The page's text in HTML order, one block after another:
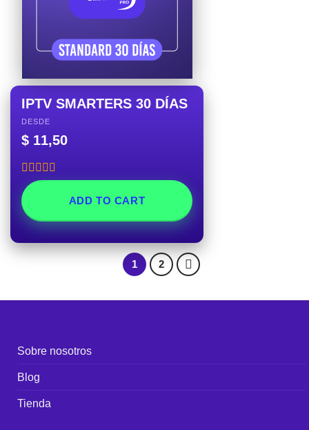
IPTV SMARTERS 30 DÍAS
DESDE
$ 11,50
Rated5.00
out of 5
ADD TO CART
1 2
Sobre nosotros
Blog
Tienda